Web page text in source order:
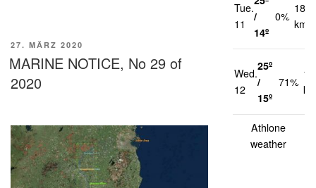
VERÖFFENTLICHT
AM
27. MÄRZ 2020
MARINE NOTICE, No 29 of
2020
Tue.
11
/
14º
0%
18
km/h
Wed.
12
25º
/
15º
71%
17
Athlone
weather